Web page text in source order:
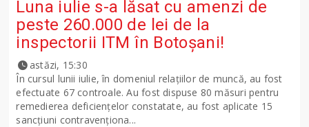
Luna iulie s-a lăsat cu amenzi de
peste 260.000 de lei de la
inspectorii ITM în Botoșani!
astăzi, 15:30
În cursul lunii iulie, în domeniul relațiilor de muncă, au fost
efectuate 67 controale. Au fost dispuse 80 măsuri pentru
remedierea deficiențelor constatate, au fost aplicate 15
sancţiuni contravenționa...